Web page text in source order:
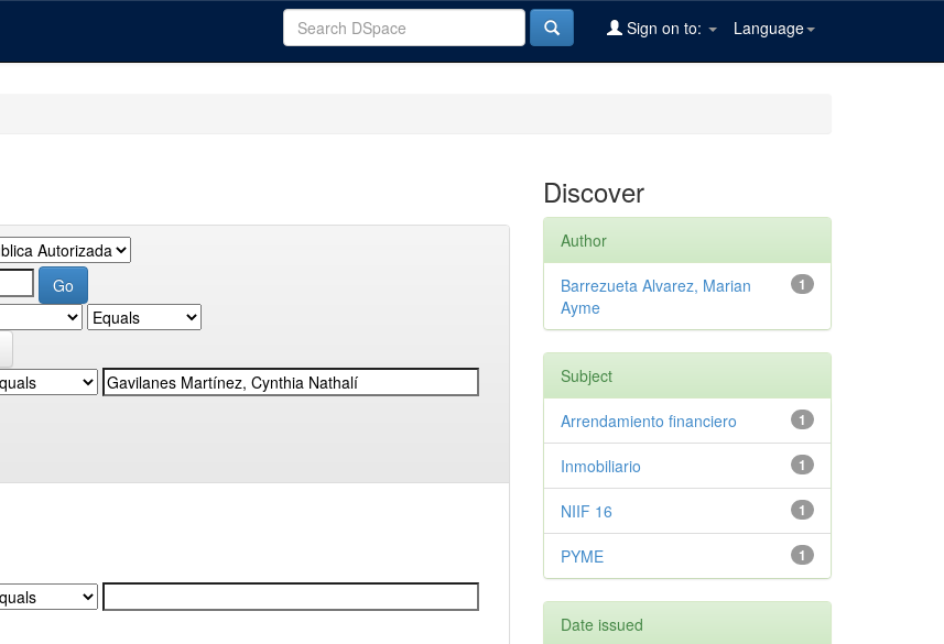
Language
Sign on to:
Discover
Author
1
Barrezueta Alvarez, Marian
Ayme
Subject
1
Arrendamiento financiero
1
Inmobiliario
1
NIIF 16
1
PYME
Date issued